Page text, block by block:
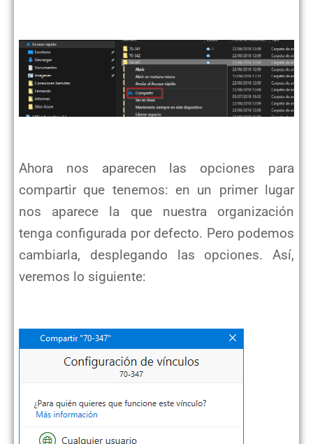
Ahora nos aparecen las opciones para
compartir que tenemos: en un primer lugar
nos aparece la que nuestra organización
tenga configurada por defecto. Pero podemos
cambiarla, desplegando las opciones. Así,
veremos lo siguiente: